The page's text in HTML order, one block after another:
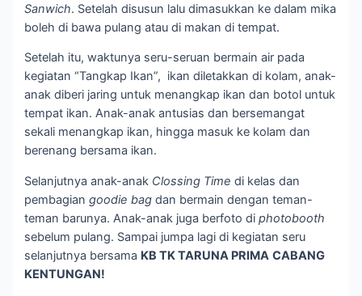
Sanwich. Setelah disusun lalu dimasukkan ke dalam mika
boleh di bawa pulang atau di makan di tempat.
Setelah itu, waktunya seru-seruan bermain air pada
kegiatan “Tangkap Ikan”, ikan diletakkan di kolam, anak-
anak diberi jaring untuk menangkap ikan dan botol untuk
tempat ikan. Anak-anak antusias dan bersemangat
sekali menangkap ikan, hingga masuk ke kolam dan
berenang bersama ikan.
Selanjutnya anak-anak Clossing Timedi kelas dan
pembagiangoodie bag dan bermain dengan teman-
teman barunya. Anak-anak juga berfoto diphotobooth
sebelum pulang. Sampai jumpa lagi di kegiatan seru
selanjutnya bersama KB TK TARUNA PRIMA CABANG
KENTUNGAN!